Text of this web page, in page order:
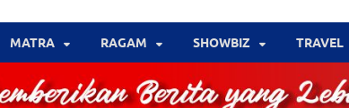
MATRA ‎RAGAM ‎SHOWBIZ ‎TRAVEL